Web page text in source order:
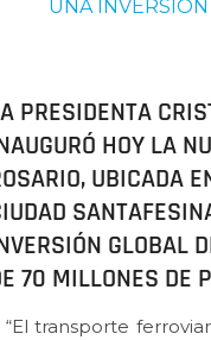
UNA
PRESIDENTA
HOY LA
UBICADA
GLOBAL
70 MILLONES DE
“El transporte